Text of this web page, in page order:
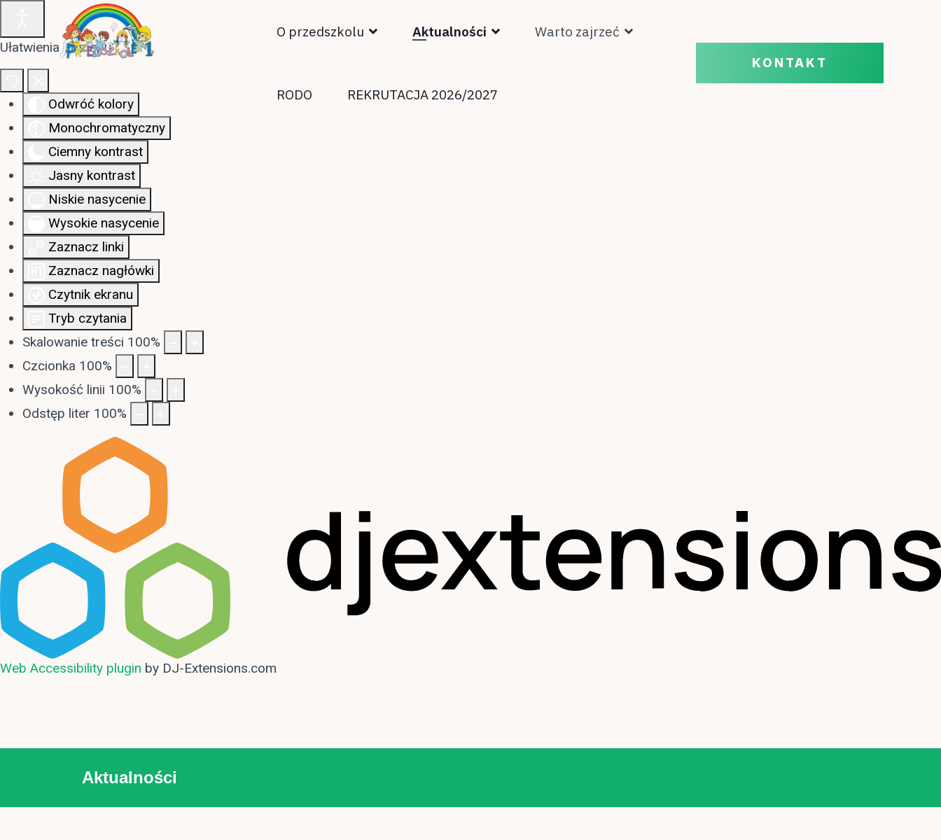
Ułatwienia dostępu
Odwróć kolory
Monochromatyczny
Ciemny kontrast
Jasny kontrast
Niskie nasycenie
Wysokie nasycenie
Zaznacz linki
Zaznacz nagłówki
Czytnik ekranu
Tryb czytania
Skalowanie treści 100%
Czcionka 100%
Wysokość linii 100%
Odstęp liter 100%
Web Accessibility plugin by DJ-Extensions.com
KONTAKT
O przedszkolu Aktualności Warto zajrzeć
RODO REKRUTACJA 2026/2027
Aktualności